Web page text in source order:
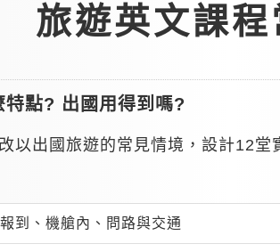
旅遊英文課
特點? 出國用得到嗎?
以出國旅遊的常見情境，設計12
到、機艙內、問路與交通